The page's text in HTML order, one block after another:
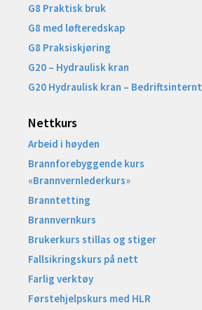
G8 Praktisk bruk
G8 med løfteredskap
G8 Praksiskjøring
G20 – Hydraulisk kran
G20 Hydraulisk kran – Bedriftsinternt
Nettkurs
Arbeid i høyden
Brannforebyggende kurs
«Brannvernlederkurs»
Branntetting
Brannvernkurs
Brukerkurs stillas og stiger
Fallsikringskurs på nett
Farlig verktøy
Førstehjelpskurs med HLR